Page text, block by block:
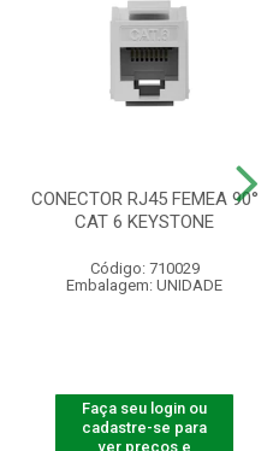
CONECTOR RJ45 FEMEA 90°
CAT 6 KEYSTONE
Código: 710029
Embalagem: UNIDADE
Faça seu login ou
cadastre-se para
ver preços e